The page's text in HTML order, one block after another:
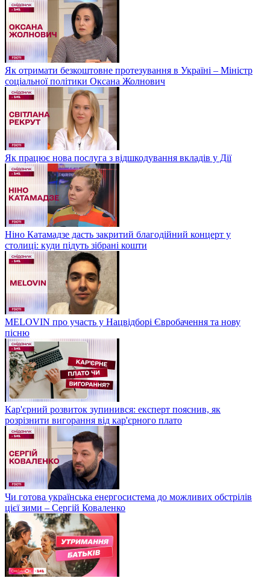
Як отримати безкоштовне протезування в Україні – Міністр
соціальної політики Оксана Жолнович
Як працює нова послуга з відшкодування вкладів у Дії
Ніно Катамадзе дасть закритий благодійний концерт у
столиці: куди підуть зібрані кошти
MELOVIN про участь у Нацвідборі Євробачення та нову
пісню
Кар'єрний розвиток зупинився: експерт пояснив, як
розрізнити вигорання від кар'єрного плато
Чи готова українська енергосистема до можливих обстрілів
цієї зими – Сергій Коваленко